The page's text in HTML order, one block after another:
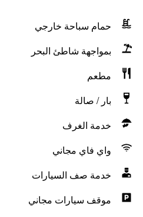
حمام سباحة خارجي
بمواجهة شاطئ البحر
مطعم
بار / صالة
خدمة الغرف
واي فاي مجاني
خدمة صف السيارات
موقف سيارات مجاني